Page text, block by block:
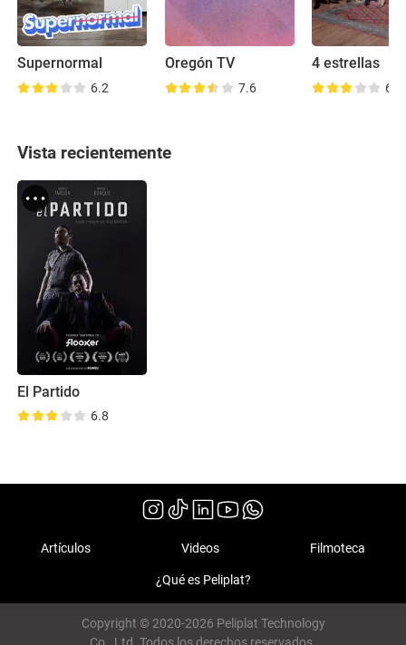
Supernormal
6.2
Oregón TV
7.6
4 estrellas
6.4
Vista recientemente
El Partido
6.8
Artículos Videos Filmoteca
¿Qué es Peliplat?
Copyright © 2020-2026 Peliplat Technology
Co., Ltd. Todos los derechos reservados.